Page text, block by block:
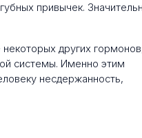
привычек.
других
системы. Именно этим
несдержанность,